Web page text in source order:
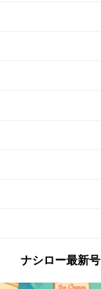
ナシロー最新号